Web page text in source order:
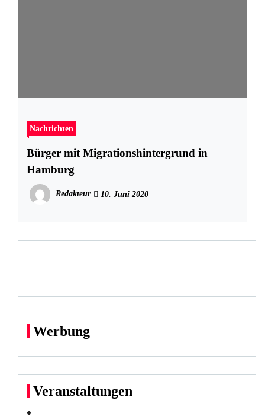
Nachrichten
Bürger mit Migrationshintergrund in
Hamburg
Redakteur 10. Juni 2020
Werbung
Veranstaltungen